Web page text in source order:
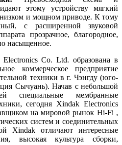
этому устройству мягкий
и мощном приводе. К тому
с расширенной звуковой
прозрачное, благородное,
насыщенное.
Co. Ltd. образована в
коммерческое предприятие
техники в г. Чэнгду (юго-
Сычуань). Начав с небольшой
специальные мембранные
сегодня Xindak Electronics
на мировой рынок Hi-Fi ,
систем и соединительных
Xindak отличают интересные
высокая культура сборки,